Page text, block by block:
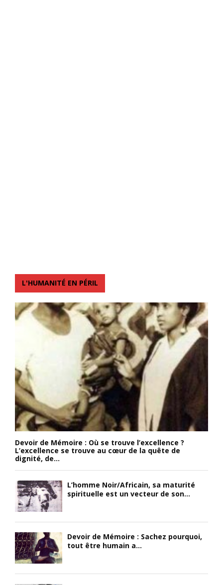
L'HUMANITÉ EN PÉRIL
Devoir de Mémoire : Où se trouve l’excellence ?
L’excellence se trouve au cœur de la quête de
dignité, de...
L’homme Noir/Africain, sa maturité
spirituelle est un vecteur de son...
Devoir de Mémoire : Sachez pourquoi,
tout être humain a...